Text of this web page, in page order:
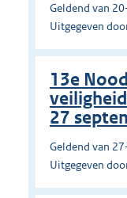
Geldend van
Uitgegeven
13e
27
Geldend van
Uitgegeven